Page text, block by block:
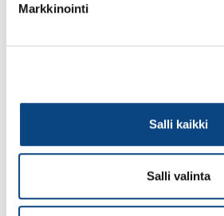
Markkinointi
Salli kaikki
Salli valinta
2-38 m14 kartio malli
20-48